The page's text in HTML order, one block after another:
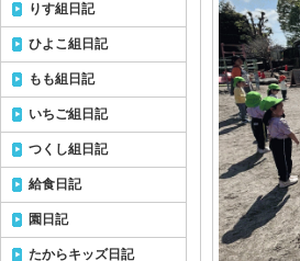
りす組日記
ひよこ組日記
もも組日記
いちご組日記
つくし組日記
給食日記
園日記
たからキッズ日記